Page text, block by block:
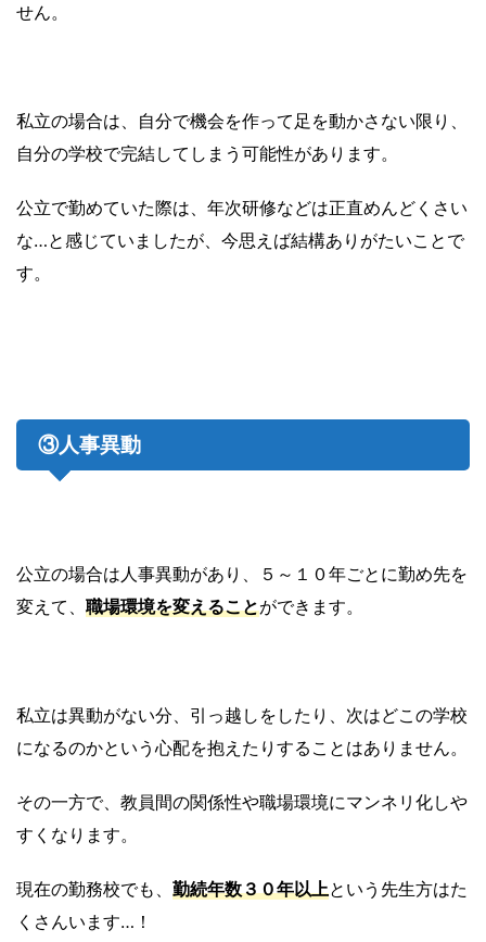
せん。
私立の場合は、自分で機会を作って足を動かさない限り、
自分の学校で完結してしまう可能性があります。
公立で勤めていた際は、年次研修などは正直めんどくさい
な…と感じていましたが、今思えば結構ありがたいことで
す。
③人事異動
公立の場合は人事異動があり、５～１０年ごとに勤め先を
変えて、 職場環境を変えることができます。
私立は異動がない分、引っ越しをしたり、次はどこの学校
になるのかという心配を抱えたりすることはありません。
その一方で、教員間の関係性や職場環境にマンネリ化しや
すくなります。
現在の勤務校でも、 勤続年数３０年以上という先生方はた
くさんいます…！